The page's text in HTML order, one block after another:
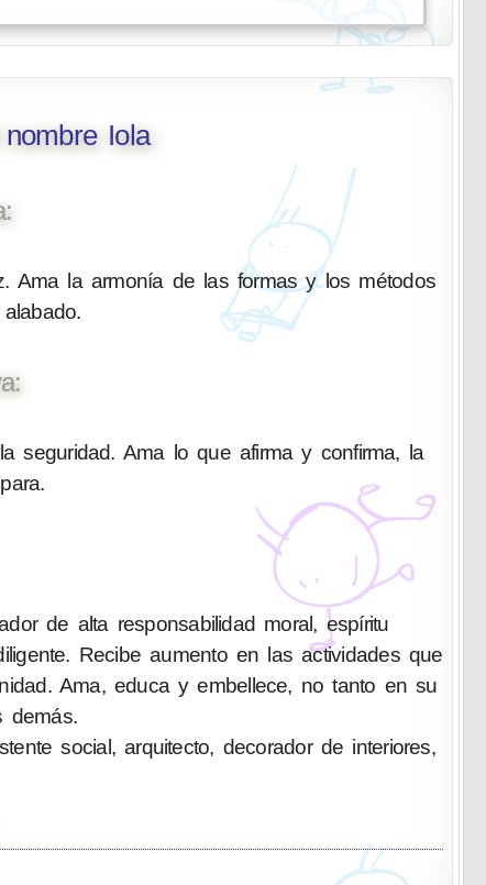
Iola
Ama la armonía de las formas y los métodos
seguridad. Ama lo que afirma y confirma, la
de alta responsabilidad moral, espíritu
Recibe aumento en las actividades que
Ama, educa y embellece, no tanto en su
demás.
social, arquitecto, decorador de interiores,